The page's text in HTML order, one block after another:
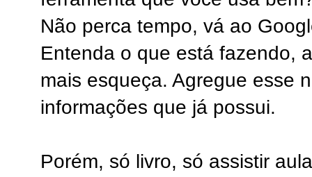
Não perca tempo, vá ao
Entenda o que está fazendo,
mais esqueça. Agregue esse
informações que já possui.
Porém, só livro, só assistir